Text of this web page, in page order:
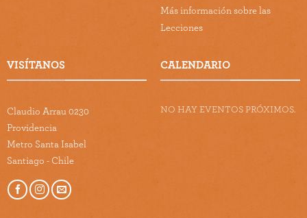
Más información sobre las
Lecciones
VISÍTANOS
Claudio Arrau 0230
Providencia
Metro Santa Isabel
Santiago - Chile
CALENDARIO
NO HAY EVENTOS PRÓXIMOS.